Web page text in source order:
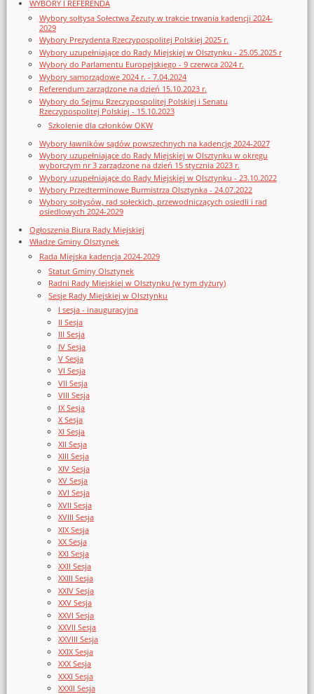
WYBORY I REFERENDA
Wybory sołtysa Sołectwa Zezuty w trakcie trwania kadencji 2024-
2029
Wybory Prezydenta Rzeczypospolitej Polskiej 2025 r.
Wybory uzupełniające do Rady Miejskiej w Olsztynku - 25.05.2025 r
Wybory do Parlamentu Europejskiego - 9 czerwca 2024 r.
Wybory samorządowe 2024 r. - 7.04.2024
Referendum zarządzone na dzień 15.10.2023 r.
Wybory do Sejmu Rzeczypospolitej Polskiej i Senatu
Rzeczypospolitej Polskiej - 15.10.2023
Szkolenie dla członków OKW
Wybory ławników sądów powszechnych na kadencję 2024-2027
Wybory uzupełniające do Rady Miejskiej w Olsztynku w okręgu
wyborczym nr 3 zarządzone na dzień 15 stycznia 2023 r.
Wybory uzupełniające do Rady Miejskiej w Olsztynku - 23.10.2022
Wybory Przedterminowe Burmistrza Olsztynka - 24.07.2022
Wybory sołtysów, rad sołeckich, przewodniczących osiedli i rad
osiedlowych 2024-2029
Ogłoszenia Biura Rady Miejskiej
Władze Gminy Olsztynek
Rada Miejska kadencja 2024-2029
Statut Gminy Olsztynek
Radni Rady Miejskiej w Olsztynku (w tym dyżury)
Sesje Rady Miejskiej w Olsztynku
I sesja - inauguracyjna
II Sesja
III Sesja
IV Sesja
V Sesja
VI Sesja
VII Sesja
VIII Sesja
IX Sesja
X Sesja
XI Sesja
XII Sesja
XIII Sesja
XIV Sesja
XV Sesja
XVI Sesja
XVII Sesja
XVIII Sesja
XIX Sesja
XX Sesja
XXI Sesja
XXII Sesja
XXIII Sesja
XXIV Sesja
XXV Sesja
XXVI Sesja
XXVII Sesja
XXVIII Sesja
XXIX Sesja
XXX Sesja
XXXI Sesja
XXXII Sesja